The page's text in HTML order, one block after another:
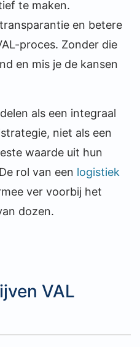
te maken.
en betere
proces. Zonder die
en mis je de kansen
als een integraal
niet als een
waarde uit hun
rol van een logistiek
ver voorbij het
dozen.
VAL